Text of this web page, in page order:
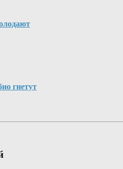
гнетут